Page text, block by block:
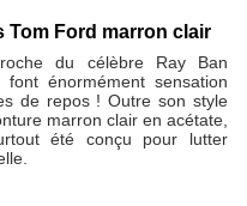
Tom Ford marron clair
du célèbre Ray Ban
font énormément sensation
de repos ! Outre son style
marron clair en acétate,
été conçu pour lutter